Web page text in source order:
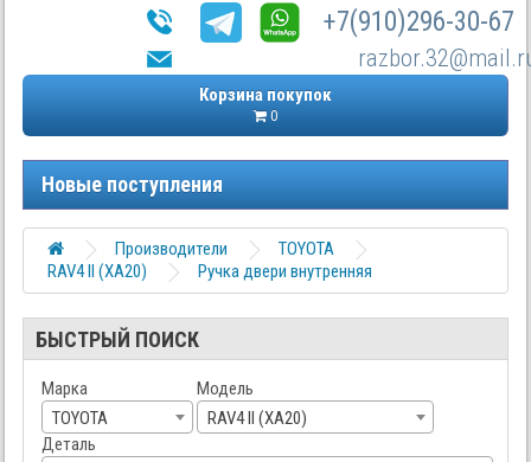
+7(910)296-30-67
Корзина покупок
0
Новые поступления
Производители
TOYOTA
RAV4 II (XA20)
Ручка двери внутренняя
БЫСТРЫЙ ПОИСК
Марка
TOYOTA
Модель
RAV4 II (XA20)
Деталь